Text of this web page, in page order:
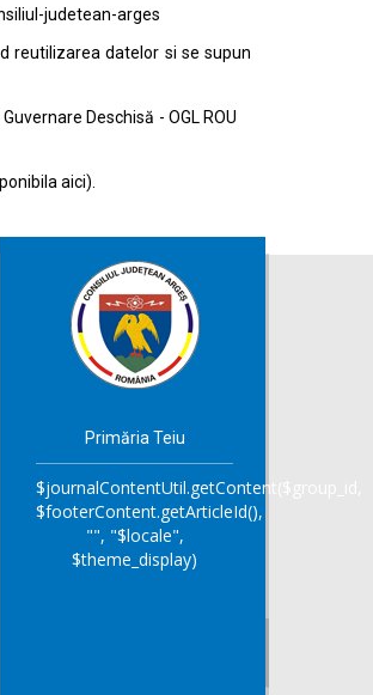
judetean-arges
reutilizarea datelor si se supun
Deschisă - OGL ROU
aici).
Primăria Teiu
$journalContentUtil.getContent($group_id,
$footerContent.getArticleId(),
"", "$locale",
$theme_display)